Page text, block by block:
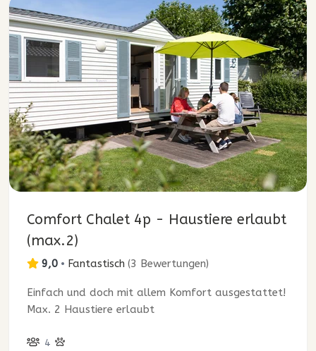
Comfort Chalet 4p - Haustiere erlaubt
(max.2)
9,0 • Fantastisch (3 Bewertungen)
Einfach und doch mit allem Komfort ausgestattet!
Max. 2 Haustiere erlaubt
4